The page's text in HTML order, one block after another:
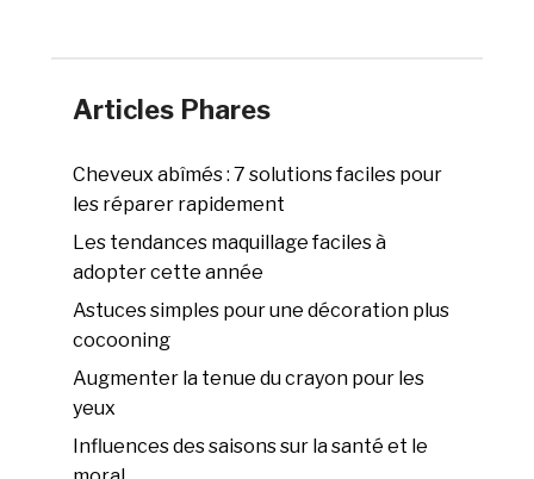
Articles Phares
Cheveux abîmés : 7 solutions faciles pour
les réparer rapidement
Les tendances maquillage faciles à
adopter cette année
Astuces simples pour une décoration plus
cocooning
Augmenter la tenue du crayon pour les
yeux
Influences des saisons sur la santé et le